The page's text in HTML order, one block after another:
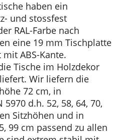
haben ein
und stossfest
RAL-Farbe nach
eine 19 mm Tischplatte
ABS-Kante.
Tische im Holzdekor
Wir liefern die
72 cm, in
d.h. 52, 58, 64, 70,
Sitzhöhen und in
99 cm passend zu allen